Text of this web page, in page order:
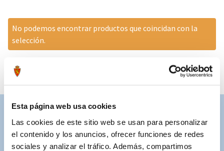
Esta página web usa cookies
Las cookies de este sitio web se usan para personalizar
el contenido y los anuncios, ofrecer funciones de redes
sociales y analizar el tráfico. Además, compartimos
No podemos encontrar productos que coincidan con la
selección.
ASISTENCIA PERSONALIZADA
Contacta con nosotros para solucionar cualquier duda.